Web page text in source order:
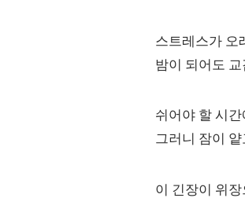
스트레스가 오
밤이 되어도 교
쉬어야 할 시
그러니 잠이
이 긴장이 위